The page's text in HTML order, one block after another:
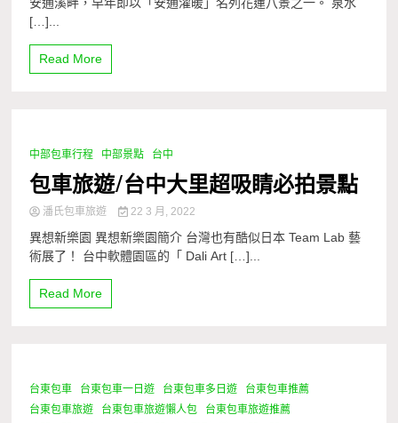
[…]...
Read More
1 Minute
中部包車行程 中部景點 台中
包車旅遊/台中大里超吸睛必拍景點
潘氏包車旅遊 22 3 月, 2022
異想新樂園 異想新樂園簡介 台灣也有酷似日本 Team Lab 藝
術展了！ 台中軟體園區的「 Dali Art […]...
Read More
1 Minute
台東包車 台東包車一日遊 台東包車多日遊
台東包車推薦
台東包車旅遊
台東包車旅遊懶人包
台東包車旅遊推薦